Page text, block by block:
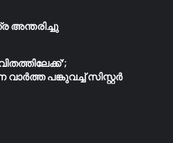
അന്തരിച്ചു
പങ്കുവച്ച് സിസ്റ്റർ